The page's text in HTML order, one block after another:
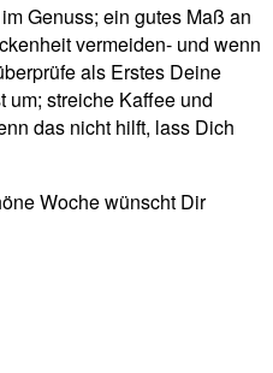
Genuss; ein gutes Maß an
vermeiden- und wenn
als Erstes Deine
um; streiche Kaffee und
das nicht hilft, lass Dich
Woche wünscht Dir